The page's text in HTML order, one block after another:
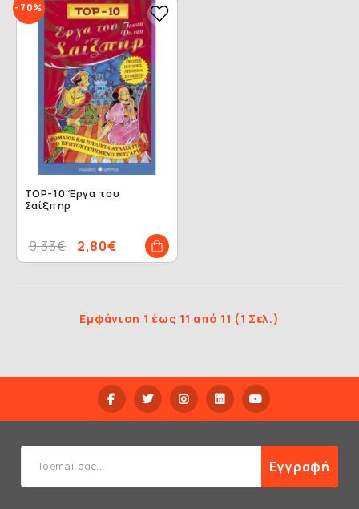
-70%
TOP-10 Έργα του
Σαίξπηρ
2,80€
9,33€
Εμφάνιση 1 έως 11 από 11 (1 Σελ.)
Εγγραφή